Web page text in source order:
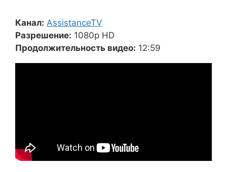
Канал: AssistanceTV
Разрешение: 1080p HD
Продолжительность видео: 12:59